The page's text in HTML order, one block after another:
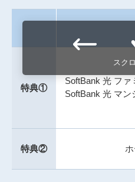
スク
特典①
SoftBank 光 ファ
SoftBank 光 マン
特典②